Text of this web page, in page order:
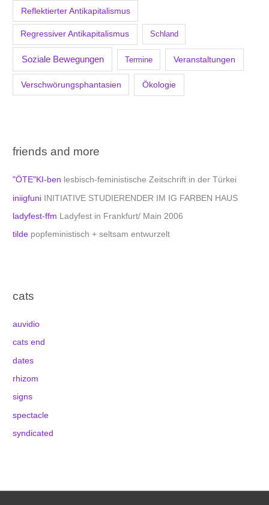
Reflektierter Antikapitalismus
Regressiver Antikapitalismus Schland
Soziale Bewegungen Termine Veranstaltungen
Verschwörungsphantasien Ökologie
friends and more
"ÖTE"KI-ben lesbisch-feministische Zeitschrift in der Türkei
iniigfuni INITIATIVE STUDIERENDER IM IG FARBEN HAUS
ladyfest-ffm Ladyfest in Frankfurt/ Main 2006
tilde popfeministisch + seltsam entwurzelt
cats
auvidio
cats end
dates
rhizom
signs
spectacle
syndicated